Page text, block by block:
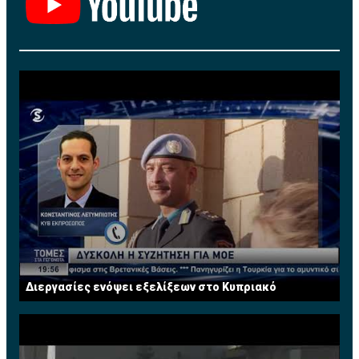
Διεργασίες ενόψει εξελίξεων στο Κυπριακό